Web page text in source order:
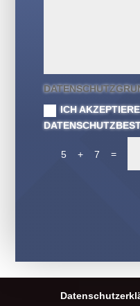
ICH
5 + 7 =